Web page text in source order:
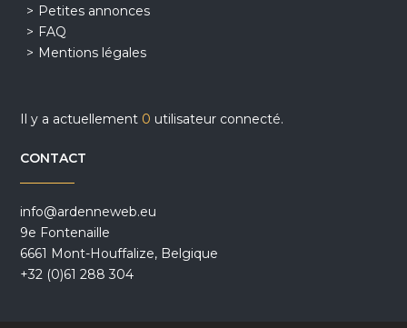
Petites annonces
FAQ
Mentions légales
Il y a actuellement 0 utilisateur connecté.
CONTACT
info@ardenneweb.eu
9e Fontenaille
6661 Mont-Houffalize, Belgique
+32 (0)61 288 304